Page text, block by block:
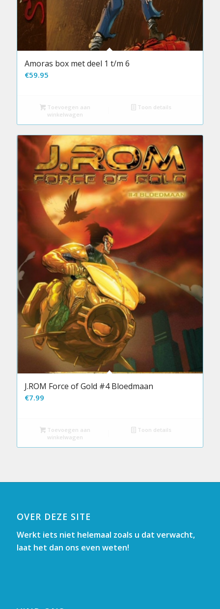
Amoras box met deel 1 t/m 6
€59.95
Toevoegen aan
winkelwagen
Toon details
J.ROM Force of Gold #4 Bloedmaan
€7.99
Toevoegen aan
winkelwagen
Toon details
OVER DEZE SITE
Werkt iets niet helemaal zoals u dat verwacht,
laat het dan ons even weten!